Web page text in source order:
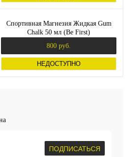
Спортивная Магнезия Жидкая Gum
Chalk 50 мл (Be First)
800 руб.
НЕДОСТУПНО
ПОДПИСАТЬСЯ